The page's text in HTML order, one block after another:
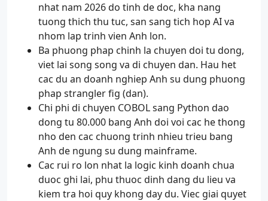
nhat nam 2026 do tinh de doc, kha nang
tuong thich thu tuc, san sang tich hop AI va
nhom lap trinh vien Anh lon.
Ba phuong phap chinh la chuyen doi tu dong,
viet lai song song va di chuyen dan. Hau het
cac du an doanh nghiep Anh su dung phuong
phap strangler fig (dan).
Chi phi di chuyen COBOL sang Python dao
dong tu 80.000 bang Anh doi voi cac he thong
nho den cac chuong trinh nhieu trieu bang
Anh de ngung su dung mainframe.
Cac rui ro lon nhat la logic kinh doanh chua
duoc ghi lai, phu thuoc dinh dang du lieu va
kiem tra hoi quy khong day du. Viec giai quyet